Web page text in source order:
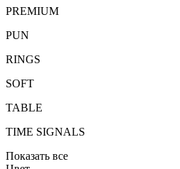
PREMIUM
PUN
RINGS
SOFT
TABLE
TIME SIGNALS
Показать все